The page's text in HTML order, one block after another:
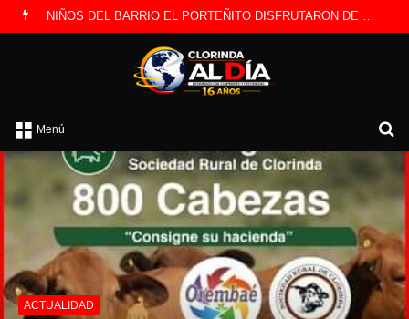
EL TEATRO REGIONAL DIJO PRESENTE EN CLORINDA CON DOS OBRAS
Menú
ACTUALIDAD